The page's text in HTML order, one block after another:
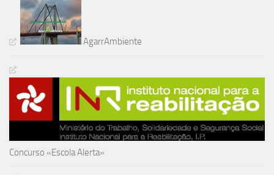
AgarrAmbiente
Concurso «Escola Alerta»